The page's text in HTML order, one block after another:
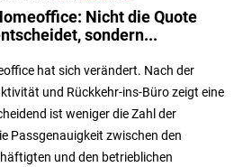
Nicht die Quote
sondern...
hat sich verändert. Nach der
und Rückkehr-ins-Büro zeigt eine
ist weniger die Zahl der
Passgenauigkeit zwischen den
und den betrieblichen